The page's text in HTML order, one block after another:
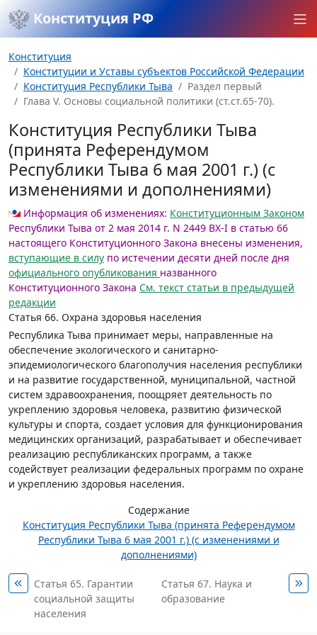
Конституция РФ
Конституция
Конституции и Уставы субъектов Российской Федерации
Конституция Республики Тыва
Раздел первый
Глава V. Основы социальной политики (ст.ст.65-70).
Конституция Республики Тыва
(принята Референдумом
Республики Тыва 6 мая 2001 г.) (с
изменениями и дополнениями)
Информация об изменениях: Конституционным Законом
Республики Тыва от 2 мая 2014 г. N 2449 ВХ-I в статью 66
настоящего Конституционного Закона внесены изменения,
вступающие в силу по истечении десяти дней после дня
официального опубликования названного
Конституционного Закона См. текст статьи в предыдущей
редакции
Статья 66. Охрана здоровья населения
Республика Тыва принимает меры, направленные на
обеспечение экологического и санитарно-
эпидемиологического благополучия населения республики
и на развитие государственной, муниципальной, частной
систем здравоохранения, поощряет деятельность по
укреплению здоровья человека, развитию физической
культуры и спорта, создает условия для функционирования
медицинских организаций, разрабатывает и обеспечивает
реализацию республиканских программ, а также
содействует реализации федеральных программ по охране
и укреплению здоровья населения.
Содержание
Конституция Республики Тыва (принята Референдумом
Республики Тыва 6 мая 2001 г.) (с изменениями и
дополнениями)
Статья 65. Гарантии
социальной защиты
населения
Статья 67. Наука и
образование